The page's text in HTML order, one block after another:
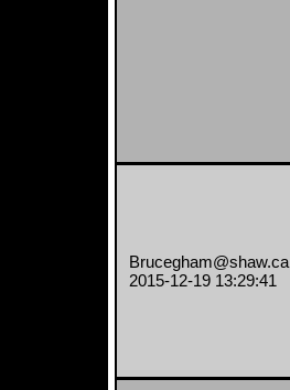
Brucegham@shaw.ca
2015-12-19 13:29:41